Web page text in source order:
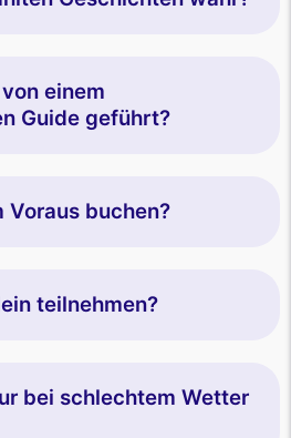
einem
Guide geführt?
Voraus buchen?
teilnehmen?
bei schlechtem Wetter